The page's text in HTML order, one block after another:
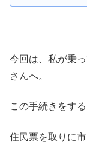
今回は、私が乗
さんへ。
この手続きをす
住民票を取りに